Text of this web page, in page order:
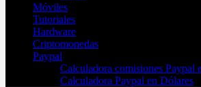
Móviles
Tutoriales
Hardware
Criptomonedas
Paypal
Calculadora comisiones Paypal
Calculadora Paypal en Dólares